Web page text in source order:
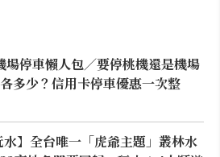
停車懶人包／要停桃機還是機場
多少？信用卡停車優惠一次整
水】全台唯一「虎爺主題」叢林水